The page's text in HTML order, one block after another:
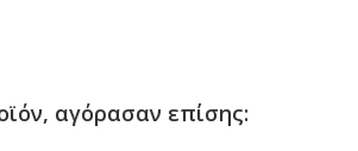
αγόρασαν επίσης: